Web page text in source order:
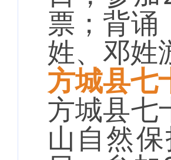
票；背诵
姓、邓姓
方城县七
方城县七
山自然